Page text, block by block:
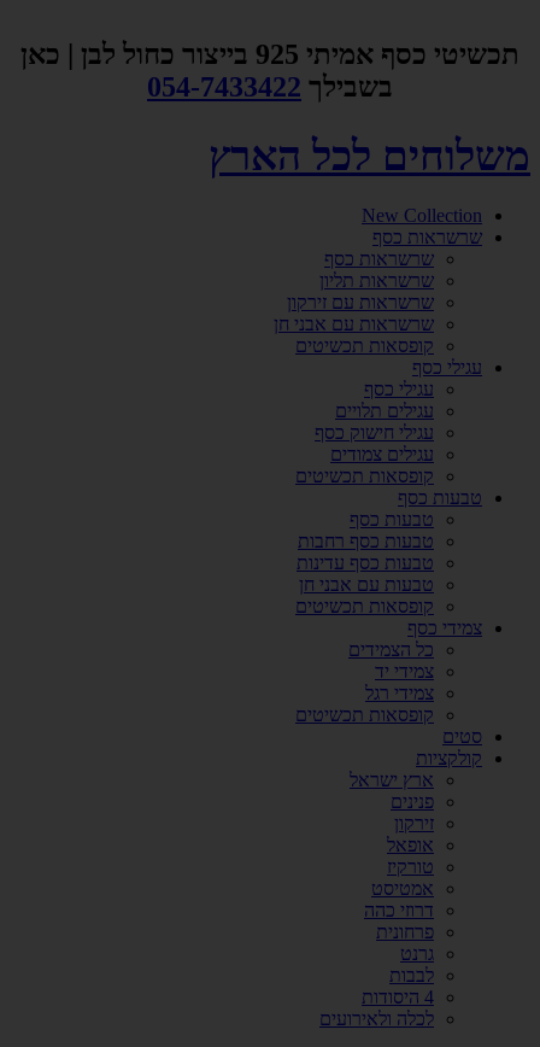
תכשיטי כסף אמיתי 925 בייצור כחול לבן | כאן
בשבילך 054-7433422
משלוחים לכל הארץ
New Collection
שרשראות כסף
שרשראות כסף
שרשראות תליון
שרשראות עם זירקון
שרשראות עם אבני חן
קופסאות תכשיטים
עגילי כסף
עגילי כסף
עגילים תלויים
עגילי חישוק כסף
עגילים צמודים
קופסאות תכשיטים
טבעות כסף
טבעות כסף
טבעות כסף רחבות
טבעות כסף עדינות
טבעות עם אבני חן
קופסאות תכשיטים
צמידי כסף
כל הצמידים
צמידי יד
צמידי רגל
קופסאות תכשיטים
סטים
קולקציות
ארץ ישראל
פנינים
זירקון
אופאל
טורקיז
אמטיסט
דרוזי כהה
פרחונית
גרנט
לבבות
4 היסודות
לכלה ולאירועים